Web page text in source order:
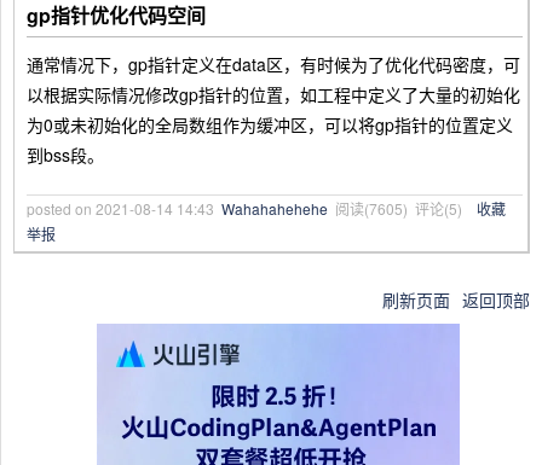
gp指针优化代码空间
通常情况下，gp指针定义在data区，有时候为了优化代码密度，可
以根据实际情况修改gp指针的位置，如工程中定义了大量的初始化
为0或未初始化的全局数组作为缓冲区，可以将gp指针的位置定义
到bss段。
posted on 2021-08-14 14:43 Wahahahehehe 阅读(7605) 评论(5) 收藏
举报
刷新页面 返回顶部